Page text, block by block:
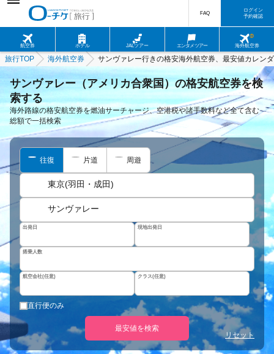
航空券 ホテル JALツアー エンタメツアー 海外航空券
FAQ
ログイン
予約確認
旅行TOP 海外航空券 サンヴァレー行きの格安海外航空券、最安値カレン
サンヴァレー（アメリカ合衆国）の格安航空券を検
索する
海外路線の格安航空券を燃油サーチャージ、空港税や諸手数料など全て含む
総額で一括検索
往復 片道 周遊
東京(羽田・成田)
サンヴァレー
出発日 現地出発日
搭乗人数
航空会社(任意) クラス(任意)
直行便のみ
最安値を検索
リセット